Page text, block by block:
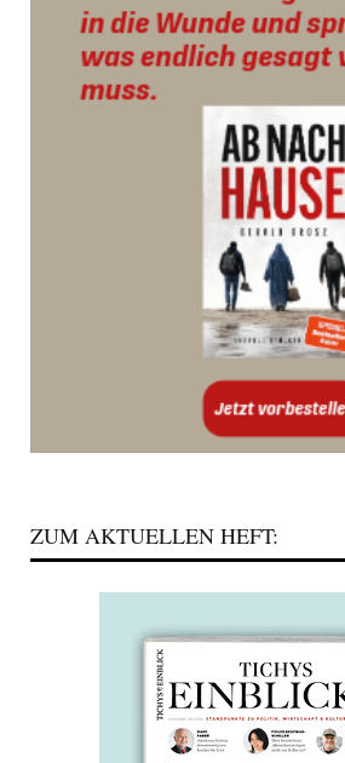
ZUM AKTUELLEN HEFT: